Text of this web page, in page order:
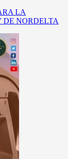
LA
DE NORDELTA